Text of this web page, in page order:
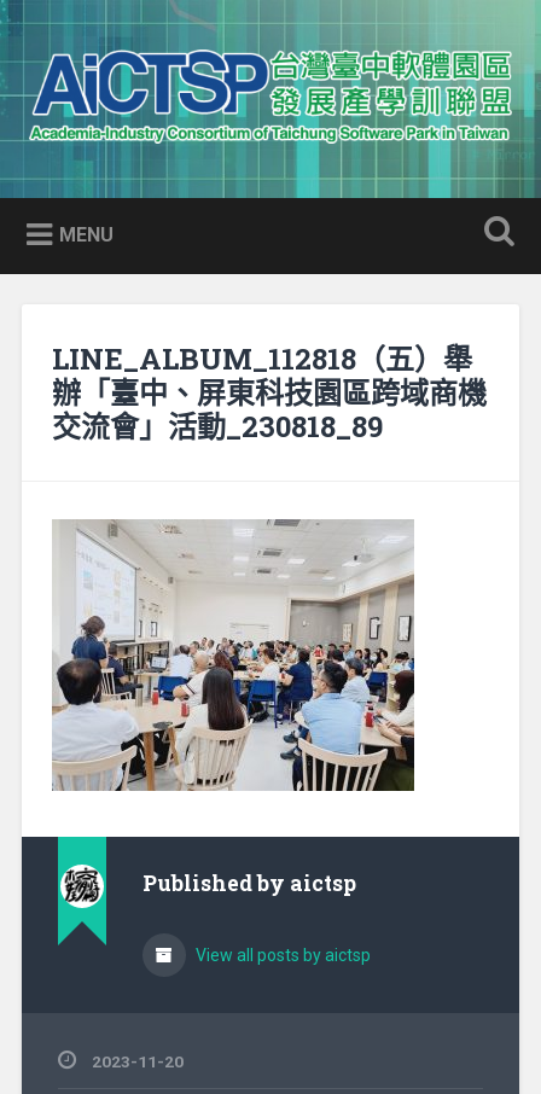
Skip
to
content
Search
AICTSP 台灣臺中軟體園區發展
產學訓聯盟
Academia-Industry Consortium of Taichung Software Park
in Taiwan
MENU
LINE_ALBUM_112818（五）舉
辦「臺中、屏東科技園區跨域商機
交流會」活動_230818_89
Published by aictsp
View all posts by aictsp
2023-11-20